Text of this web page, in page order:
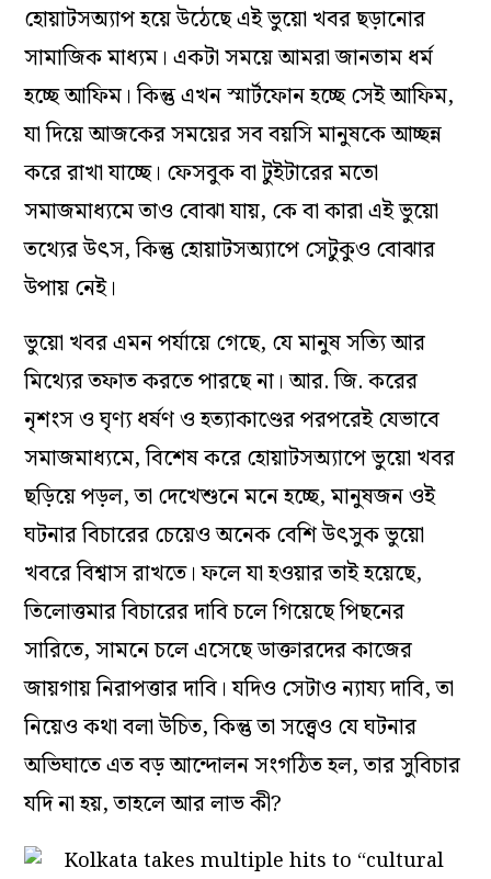
হোয়াটসঅ্যাপ হয়ে উঠেছে এই ভুয়ো খবর ছড়ানোর
সামাজিক মাধ্যম। একটা সময়ে আমরা জানতাম ধর্ম
হচ্ছে আফিম। কিন্তু এখন স্মার্টফোন হচ্ছে সেই আফিম,
যা দিয়ে আজকের সময়ের সব বয়সি মানুষকে আচ্ছন্ন
করে রাখা যাচ্ছে। ফেসবুক বা টুইটারের মতো
সমাজমাধ্যমে তাও বোঝা যায়, কে বা কারা এই ভুয়ো
তথ্যের উৎস, কিন্তু হোয়াটসঅ্যাপে সেটুকুও বোঝার
উপায় নেই।
ভুয়ো খবর এমন পর্যায়ে গেছে, যে মানুষ সত্যি আর
মিথ্যের তফাত করতে পারছে না। আর. জি. করের
নৃশংস ও ঘৃণ্য ধর্ষণ ও হত্যাকাণ্ডের পরপরেই যেভাবে
সমাজমাধ্যমে, বিশেষ করে হোয়াটসঅ্যাপে ভুয়ো খবর
ছড়িয়ে পড়ল, তা দেখেশুনে মনে হচ্ছে, মানুষজন ওই
ঘটনার বিচারের চেয়েও অনেক বেশি উৎসুক ভুয়ো
খবরে বিশ্বাস রাখতে। ফলে যা হওয়ার তাই হয়েছে,
তিলোত্তমার বিচারের দাবি চলে গিয়েছে পিছনের
সারিতে, সামনে চলে এসেছে ডাক্তারদের কাজের
জায়গায় নিরাপত্তার দাবি। যদিও সেটাও ন্যায্য দাবি, তা
নিয়েও কথা বলা উচিত, কিন্তু তা সত্ত্বেও যে ঘটনার
অভিঘাতে এত বড় আন্দোলন সংগঠিত হল, তার সুবিচার
যদি না হয়, তাহলে আর লাভ কী?